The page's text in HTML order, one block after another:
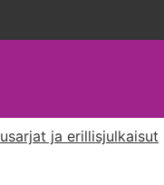
ja erillisjulkaisut